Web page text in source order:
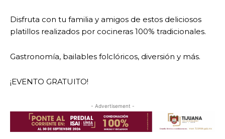
Disfruta con tu familia y amigos de estos deliciosos
platillos realizados por cocineras 100% tradicionales.
Gastronomía, bailables folclóricos, diversión y más.
¡EVENTO GRATUITO!
- Advertisement -